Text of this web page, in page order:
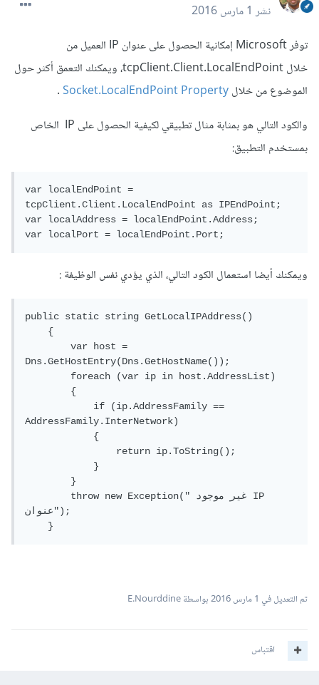
نشر1 مارس 2016
توفر Microsoft إمكانية الحصول على عنوان IP العميل من
خلال tcpClient.Client.LocalEndPoint، ويمكنك التعمق أكثر حول
الموضوع من خلالSocket.LocalEndPoint Property
.
والكود التالي هو بمثابة مثال تطبيقي لكيفية الحصول على IP الخاص
بمستخدم التطبيق:
var localEndPoint =
tcpClient.Client.LocalEndPoint as IPEndPoint;
var localAddress = localEndPoint.Address;
var localPort = localEndPoint.Port;
ويمكنك أيضا استعمال الكود التالي، الذي يؤدي نفس الوظيفة :
public static string GetLocalIPAddress()
{
        var host
=
Dns.GetHostEntry(Dns.GetHostName());
        foreach
(var ip in host.AddressList)
{
if
(ip.AddressFamily
==
AddressFamily.InterNetwork)
{
return ip.ToString();
}
}
throw
new Exception(" غير موجود IP
عنوان");
}
تم التعديل في 1 مارس 2016 بواسطة E.Nourddine
اقتباس